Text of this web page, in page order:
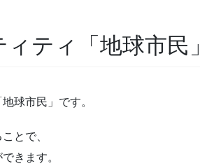
ティ「地球市民」
球市民」です。
とで、
きます。